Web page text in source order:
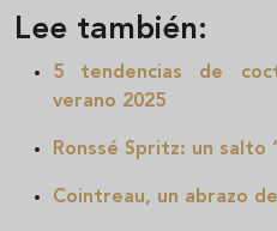
Lee también:
5 tendencias de
verano 2025
Ronssé Spritz: un salto
Cointreau, un abrazo